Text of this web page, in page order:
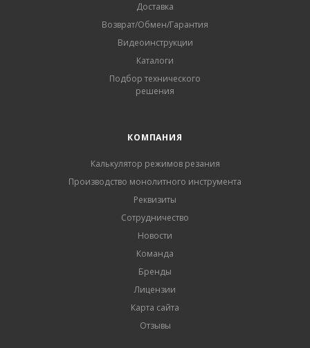
Доставка
Возврат/Обмен/Гарантия
Видеоинструкции
Каталоги
Подбор технического
решения
КОМПАНИЯ
Калькулятор режимов резания
Производство монолитного инструмента
Реквизиты
Сотрудничество
Новости
Команда
Бренды
Лицензии
Карта сайта
Отзывы